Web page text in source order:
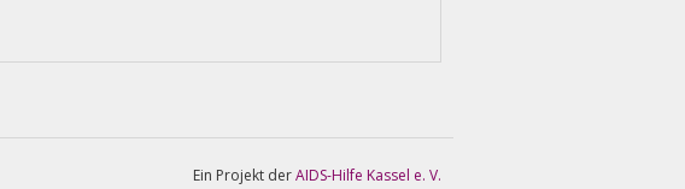
Ein Projekt derAIDS-Hilfe Kassel e. V.